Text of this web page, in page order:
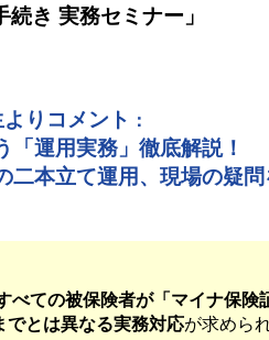
続き 実務セミナー」
りコメント ：
運用実務」徹底解説！
二本立て運用、現場の疑問
ての被保険者が「マイナ保険
でとは異なる実務対応が求めら